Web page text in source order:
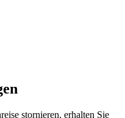
stornieren, erhalten Sie